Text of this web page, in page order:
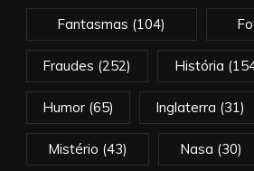
Fantasmas (104)
Fraudes (252) História
Humor(65) Inglaterra (31)
Mistério (43) Nasa (30)